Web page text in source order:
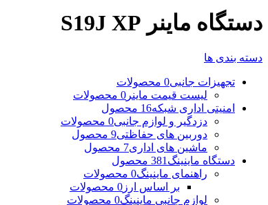
دستگاه ماینر S19J XP
دسته بندی ها
تجهیزات جانبی0 محصولات
لیست قیمت ماینر 0 محصولات
امنیتی اداری شبکه16 محصول
دزدگیر و لوازم جانبی0 محصولات
دوربین های حفاظتی9 محصول
ماشین های اداری7 محصول
دستگاه ماینینگ 381 محصول
راهنمای ماینینگ0 محصولات
بر اساس ارز 0 محصولات
لوازم جانبی ماینینگ0 محصولات